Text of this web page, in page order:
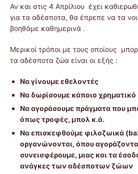
Αν και στις 4 Απρίλιου έχει
για τα αδέσποτα, θα έπρεπε να τα
βοηθάμε καθημερινά .
Μερικοί τρόποι με τους οποίους
τα αδέσποτα ζώα είναι οι εξής :
Να γίνουμε εθελοντές
Να δωρίσουμε κάποιο
Να αγοράσουμε πράγματα που
όπως τροφές, μπολ κ.ά.
Να επισκεφθούμε φιλοζωικά
οργανώνονται, όπου
συνεισφέρουμε, μιας και τα
ανάγκες των αδέσποτων ζώων